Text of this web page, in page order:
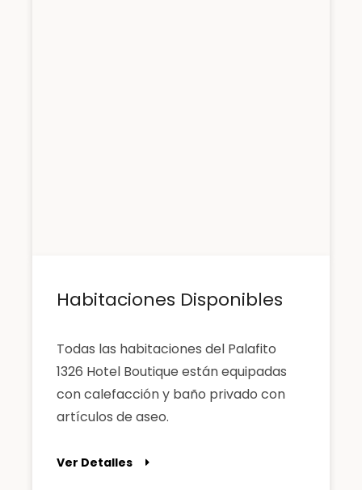
Habitaciones Disponibles
Todas las habitaciones del Palafito
1326 Hotel Boutique están equipadas
con calefacción y baño privado con
artículos de aseo.
Ver Detalles